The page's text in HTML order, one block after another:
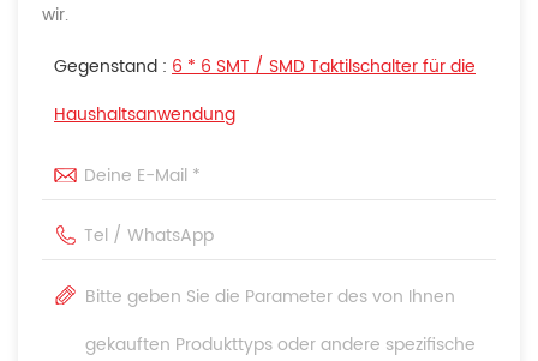
wir.
Gegenstand : 6 * 6 SMT / SMD Taktilschalter für die
Haushaltsanwendung